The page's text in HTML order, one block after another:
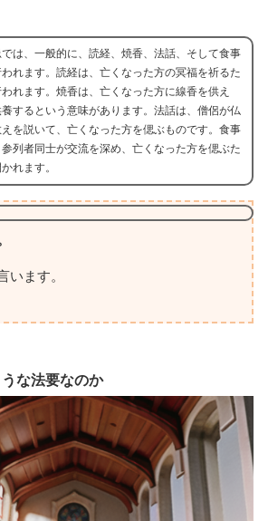
では、一般的に、読経、焼香、法話、そして食事
れます。読経は、亡くなった方の冥福を祈るた
れます。焼香は、亡くなった方に線香を供え
するという意味があります。法話は、僧侶が仏
を説いて、亡くなった方を偲ぶものです。食事
列者同士が交流を深め、亡くなった方を偲ぶた
れます。
います。
な法要なのか